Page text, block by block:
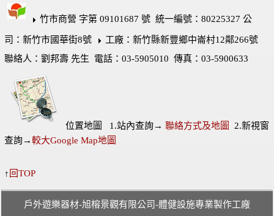
竹市商營 字第 09101687 號 統一編號：80225327 公
司：新竹市國華街8號
工廠：新竹縣新豐鄉中崙村12鄰266號
聯絡人：劉邦壽 先生 電話：03-5905010 傳真：03-5900633
位置地圖 1.站內查詢→聯絡方式及地圖
2.新視窗
查詢→較大Google Map地圖
↑ 回TOP
戶外遊樂器材-旭榕景觀有限公司-體健設施專業製作工廠